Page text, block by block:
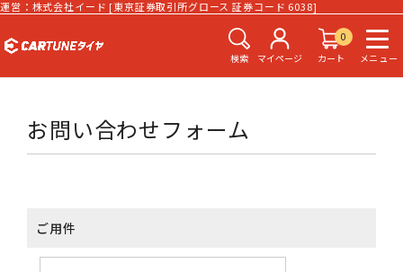
運営：株式会社イード [東京証券取引所グロース 証券コード 6038]
検索 マイページ
0
カート
メニュー
お問い合わせフォーム
ご用件